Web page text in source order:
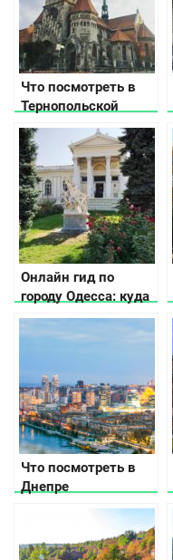
Что посмотреть в
Тернопольской
области
Онлайн гид по
городу Одесса: куда
пойти, где
остановиться, что
Что посмотреть в
Днепре